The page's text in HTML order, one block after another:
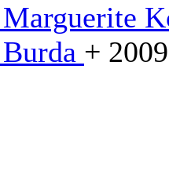
Marguerite
Burda + 2009